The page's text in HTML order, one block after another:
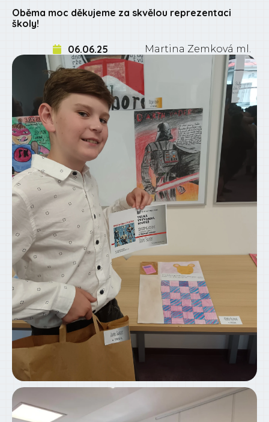
Oběma moc děkujeme za skvělou reprezentaci
školy!
06.06.25 Martina Zemková ml.